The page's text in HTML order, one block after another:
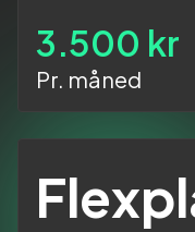
3.500 kr
Pr. måned